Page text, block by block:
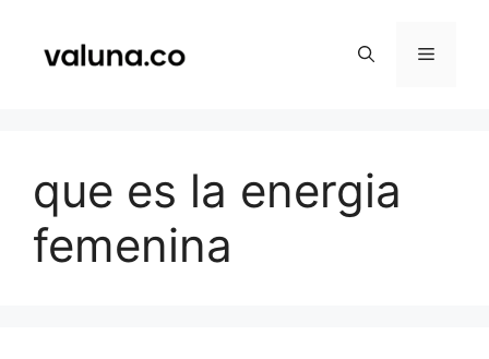
contenido
Menú
que es la energia
femenina